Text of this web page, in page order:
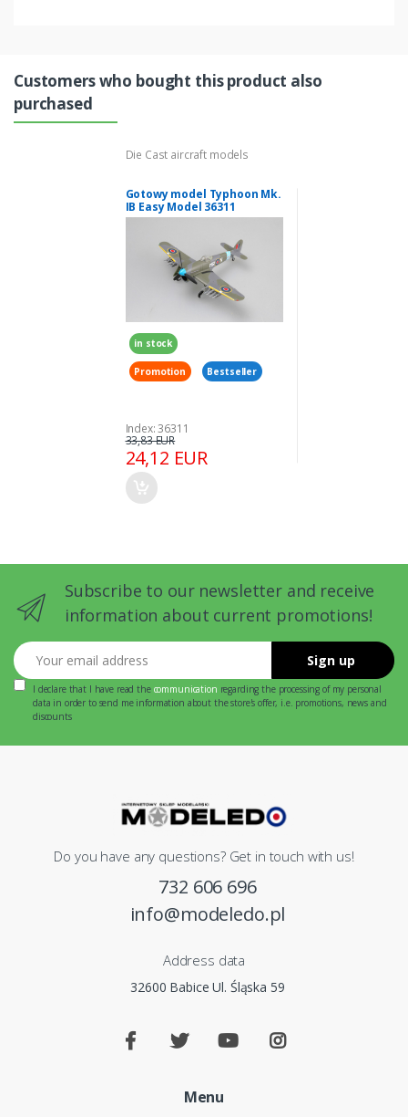
Customers who bought this product also
purchased
Die Cast aircraft models
Gotowy model Typhoon Mk.
IB Easy Model 36311
in stock
Promotion Bestseller
Index: 36311
24,12 EUR
33,83 EUR
Subscribe to our newsletter and receive
information about current promotions!
Your email address
Sign up
I declare that I have read the communication regarding the processing of my personal
data in order to send me information about the store's offer, i.e. promotions, news and
discounts
Do you have any questions? Get in touch with us!
732 606 696
info@modeledo.pl
Address data
32600 Babice Ul. Śląska 59
Menu